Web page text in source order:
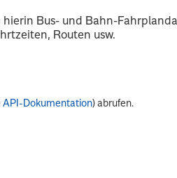
Bus- und Bahn-
Routen usw.
API-Dokumentation) abrufen.